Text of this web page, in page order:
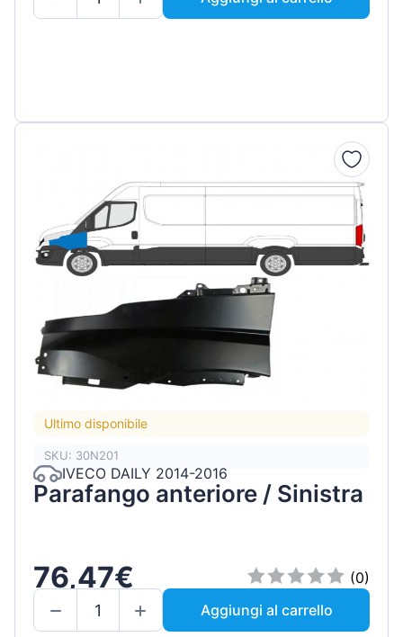
Ultimo disponibile
SKU: 30N201
IVECO DAILY 2014-2016
Parafango anteriore / Sinistra
76,47€
(0)
Aggiungi al carrello